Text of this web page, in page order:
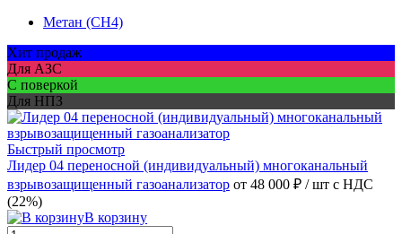
Метан (CH4)
Хит продаж
Для АЗС
С поверкой
Для НПЗ
Быстрый просмотр
Лидер 04 переносной (индивидуальный) многоканальный
взрывозащищенный газоанализатор от 48 000 ₽ / шт с НДС
(22%)
В корзину